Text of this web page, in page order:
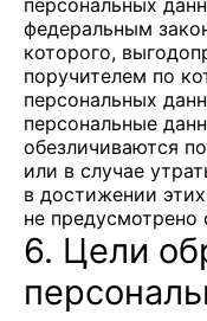
персональных
федеральным
которого,
поручителем по
персональных
персональные
обезличиваются
или в случае
в достижении
не
6. Цели